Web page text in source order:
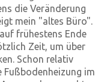
die Veränderung
mein "altes Büro".
frühestens Ende
Zeit, um über
Schon relativ
im